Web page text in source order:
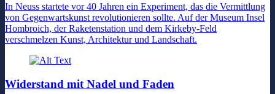
In Neuss startete vor 40 Jahren ein Experiment, das die Vermittlung
von Gegenwartskunst revolutionieren sollte. Auf der Museum Insel
Hombroich, der Raketenstation und dem Kirkeby-Feld
verschmelzen Kunst, Architektur und Landschaft.
Widerstand mit Nadel und Faden